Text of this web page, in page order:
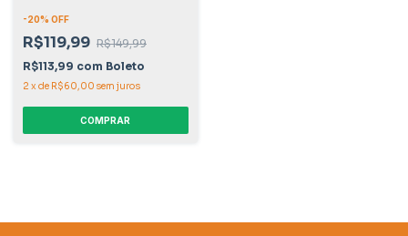
-20% OFF
R$119,99 R$149,99
R$113,99 com Boleto
2 x de R$60,00 sem juros
COMPRAR